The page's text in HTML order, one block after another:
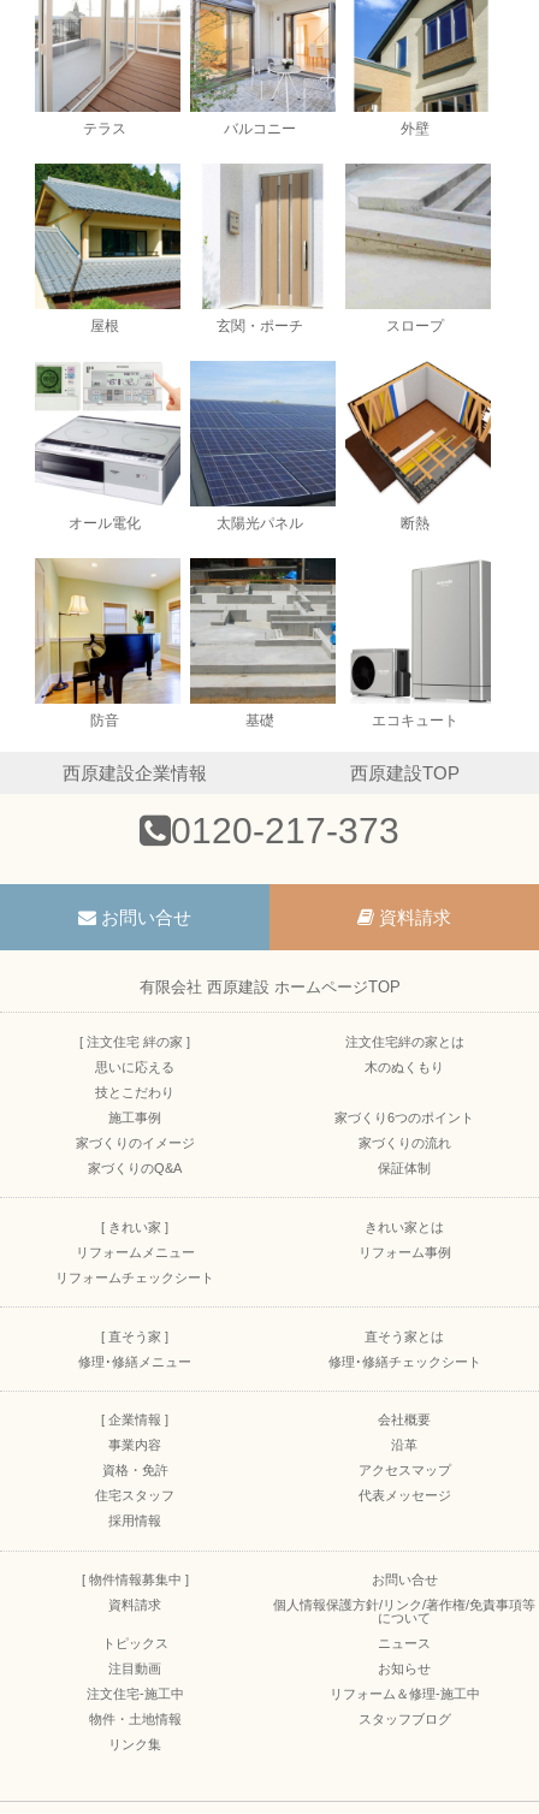
テラス バルコニー 外壁
屋根 玄関・ポーチ スロープ
オール電化 太陽光パネル 断熱
防音 基礎 エコキュート
西原建設企業情報 西原建設TOP
0120-217-373
お問い合せ 資料請求
有限会社 西原建設 ホームページTOP
[ 注文住宅 絆の家 ]
注文住宅絆の家とは
思いに応える
木のぬくもり
技とこだわり
施工事例
家づくり6つのポイント
家づくりのイメージ
家づくりの流れ
家づくりのQ&A
保証体制
[ きれい家 ]
きれい家とは
リフォームメニュー
リフォーム事例
リフォームチェックシート
[ 直そう家 ]
直そう家とは
修理･修繕メニュー
修理･修繕チェックシート
[ 企業情報 ]
会社概要
事業内容
沿革
資格・免許
アクセスマップ
住宅スタッフ
代表メッセージ
採用情報
[ 物件情報募集中 ]
お問い合せ
資料請求
個人情報保護方針/リンク/著作権/免責事項等
について
トピックス
ニュース
注目動画
お知らせ
注文住宅-施工中
リフォーム＆修理-施工中
物件・土地情報
スタッフブログ
リンク集